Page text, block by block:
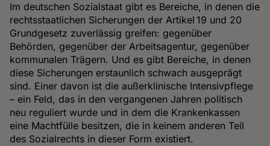
Im deutschen Sozialstaat gibt es Bereiche, in denen die
rechtsstaatlichen Sicherungen der Artikel 19 und 20
Grundgesetz zuverlässig greifen: gegenüber
Behörden, gegenüber der Arbeitsagentur, gegenüber
kommunalen Trägern. Und es gibt Bereiche, in denen
diese Sicherungen erstaunlich schwach ausgeprägt
sind. Einer davon ist die außerklinische Intensivpflege
– ein Feld, das in den vergangenen Jahren politisch
neu reguliert wurde und in dem die Krankenkassen
eine Machtfülle besitzen, die in keinem anderen Teil
des Sozialrechts in dieser Form existiert.